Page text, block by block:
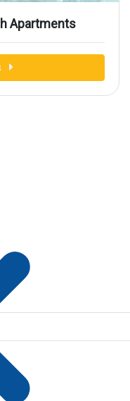
Apartments